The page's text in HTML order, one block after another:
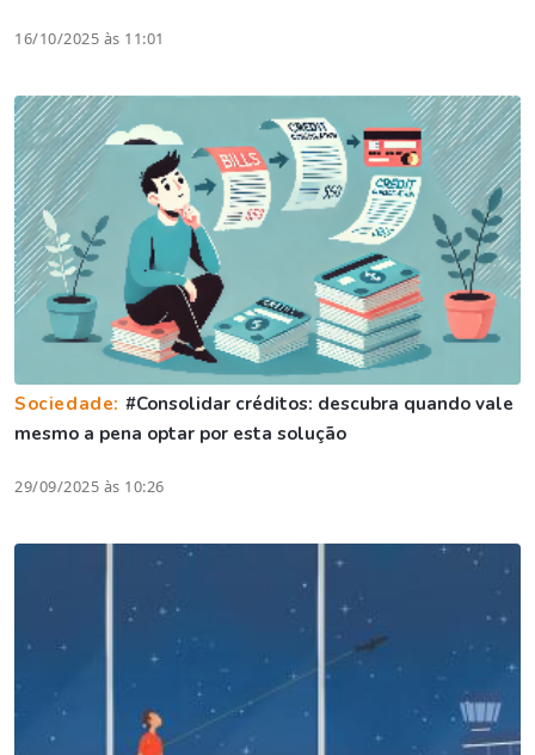
16/10/2025 às 11:01
Sociedade: #Consolidar créditos: descubra quando vale
mesmo a pena optar por esta solução
29/09/2025 às 10:26